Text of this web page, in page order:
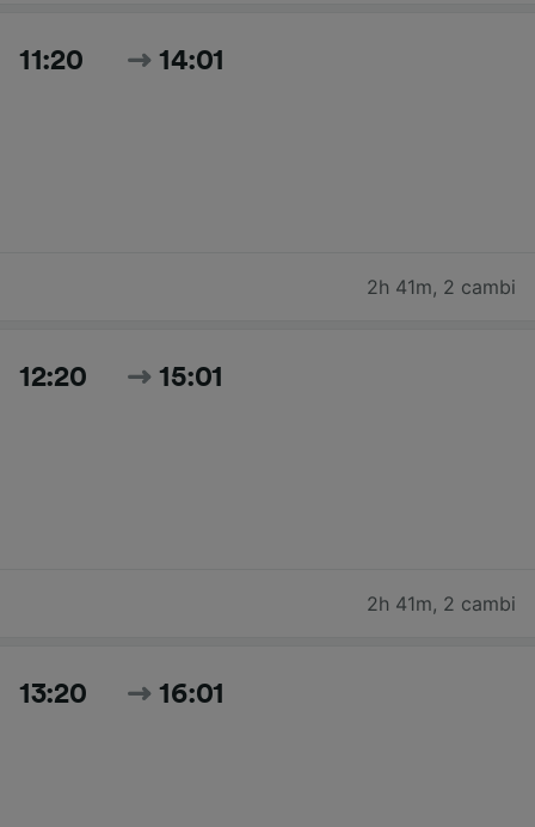
11:20 14:01
2h 41m, 2 cambi
12:20 15:01
2h 41m, 2 cambi
13:20 16:01